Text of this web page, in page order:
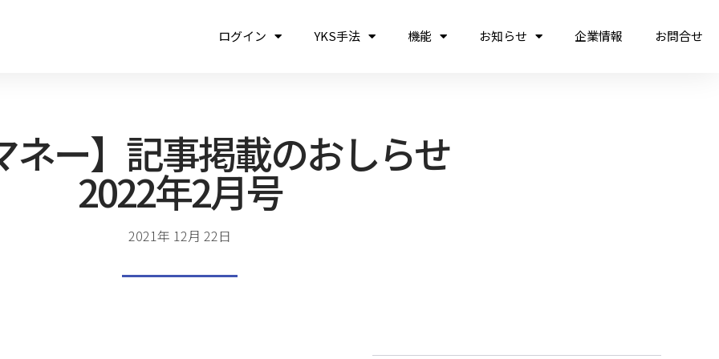
ログイン YKS手法 機能 お知らせ 企業情報 お問合せ
ネー】記事掲載のおしらせ
2022年2月号
2021年 12月 22日